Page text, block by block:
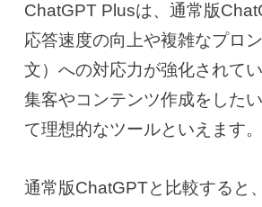
ChatGPT Plusは、通常版
応答速度の向上や複雑なプロ
文）への対応力が強化されて
集客やコンテンツ作成をした
て理想的なツールといえます。
通常版ChatGPTと比較すると